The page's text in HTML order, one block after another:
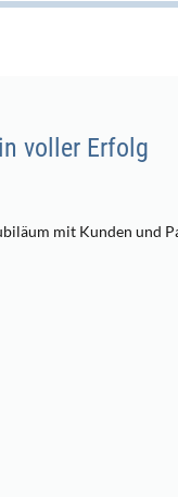
voller Erfolg
mit Kunden und